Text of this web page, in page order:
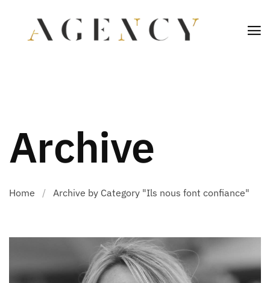
Archive
Home / Archive by Category "Ils nous font confiance"